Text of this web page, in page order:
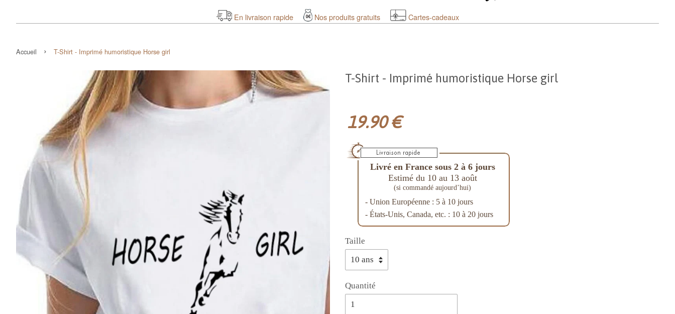
En livraison rapide Nos produits gratuits Cartes-cadeaux
Accueil › T-Shirt - Imprimé humoristique Horse girl
T-Shirt - Imprimé humoristique Horse girl
19.90 €
Livré en France sous 2 à 6 jours
Estimé du 10 au 13 août
(si commandé aujourd’hui)
- Union Européenne : 5 à 10 jours
- États-Unis, Canada, etc. : 10 à 20 jours
Taille
Quantité